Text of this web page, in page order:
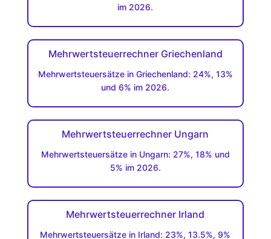
im 2026.
Mehrwertsteuerrechner Griechenland
Mehrwertsteuersätze in Griechenland: 24%, 13%
und 6% im 2026.
Mehrwertsteuerrechner Ungarn
Mehrwertsteuersätze in Ungarn: 27%, 18% und
5% im 2026.
Mehrwertsteuerrechner Irland
Mehrwertsteuersätze in Irland: 23%, 13.5%, 9%